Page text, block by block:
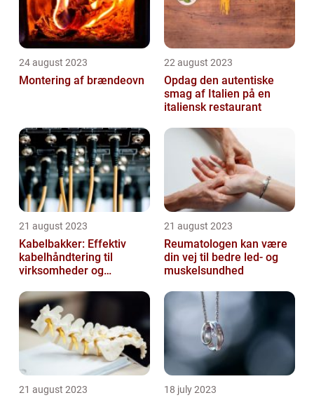
24 august 2023
Montering af brændeovn
22 august 2023
Opdag den autentiske
smag af Italien på en
italiensk restaurant
21 august 2023
Kabelbakker: Effektiv
kabelhåndtering til
virksomheder og
21 august 2023
Reumatologen kan være
din vej til bedre led- og
muskelsundhed
21 august 2023 18 july 2023